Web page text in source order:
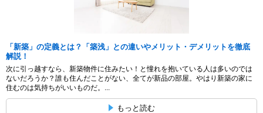
「新築」の定義とは？「築浅」との違いやメリット・デメリットを徹底
解説！
次に引っ越すなら、新築物件に住みたい！と憧れを抱いている人は多いのでは
ないだろうか？誰も住んだことがない、全てが新品の部屋。やはり新築の家に
住むのは気持ちがいいものだ。...
もっと読む